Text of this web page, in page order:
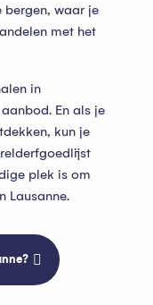
bergen, waar je
met het
in
En als je
kun je
plek is om
Lausanne.